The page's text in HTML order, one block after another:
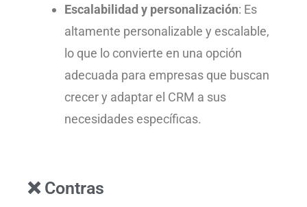
Escalabilidad y personalización: Es
altamente personalizable y escalable,
lo que lo convierte en una opción
adecuada para empresas que buscan
crecer y adaptar el CRM a sus
necesidades específicas.
❌ Contras